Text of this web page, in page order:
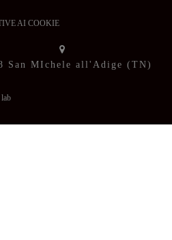
AI COOKIE
San MIchele all'Adige (TN)